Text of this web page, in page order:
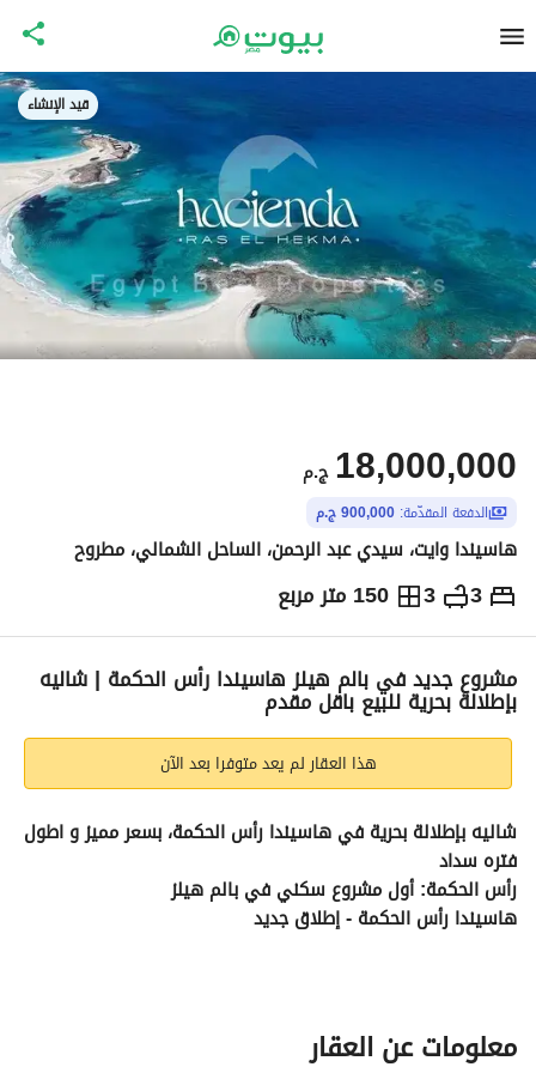
قيد الإنشاء
ج.م 18,000,000
الدفعة المقدّمة: 900,000 ج.م
هاسيندا وايت، سيدي عبد الرحمن، الساحل الشمالي، مطروح
3
3 150 متر مربع ج.م18,000,000
الاماكن القريبة
مشروع جديد في بالم هيلز هاسيندا رأس الحكمة | شاليه
بإطلالة بحرية للبيع باقل مقدم
هذا العقار لم يعد متوفرا بعد الآن
فتره سداد
رأس الحكمة: أول مشروع سكني في بالم هيلز
هاسيندا رأس الحكمة - إطلاق جديد
مساحة الشاليه: 150 متر مربع
غرفتا نوم
معلومات عن العقار